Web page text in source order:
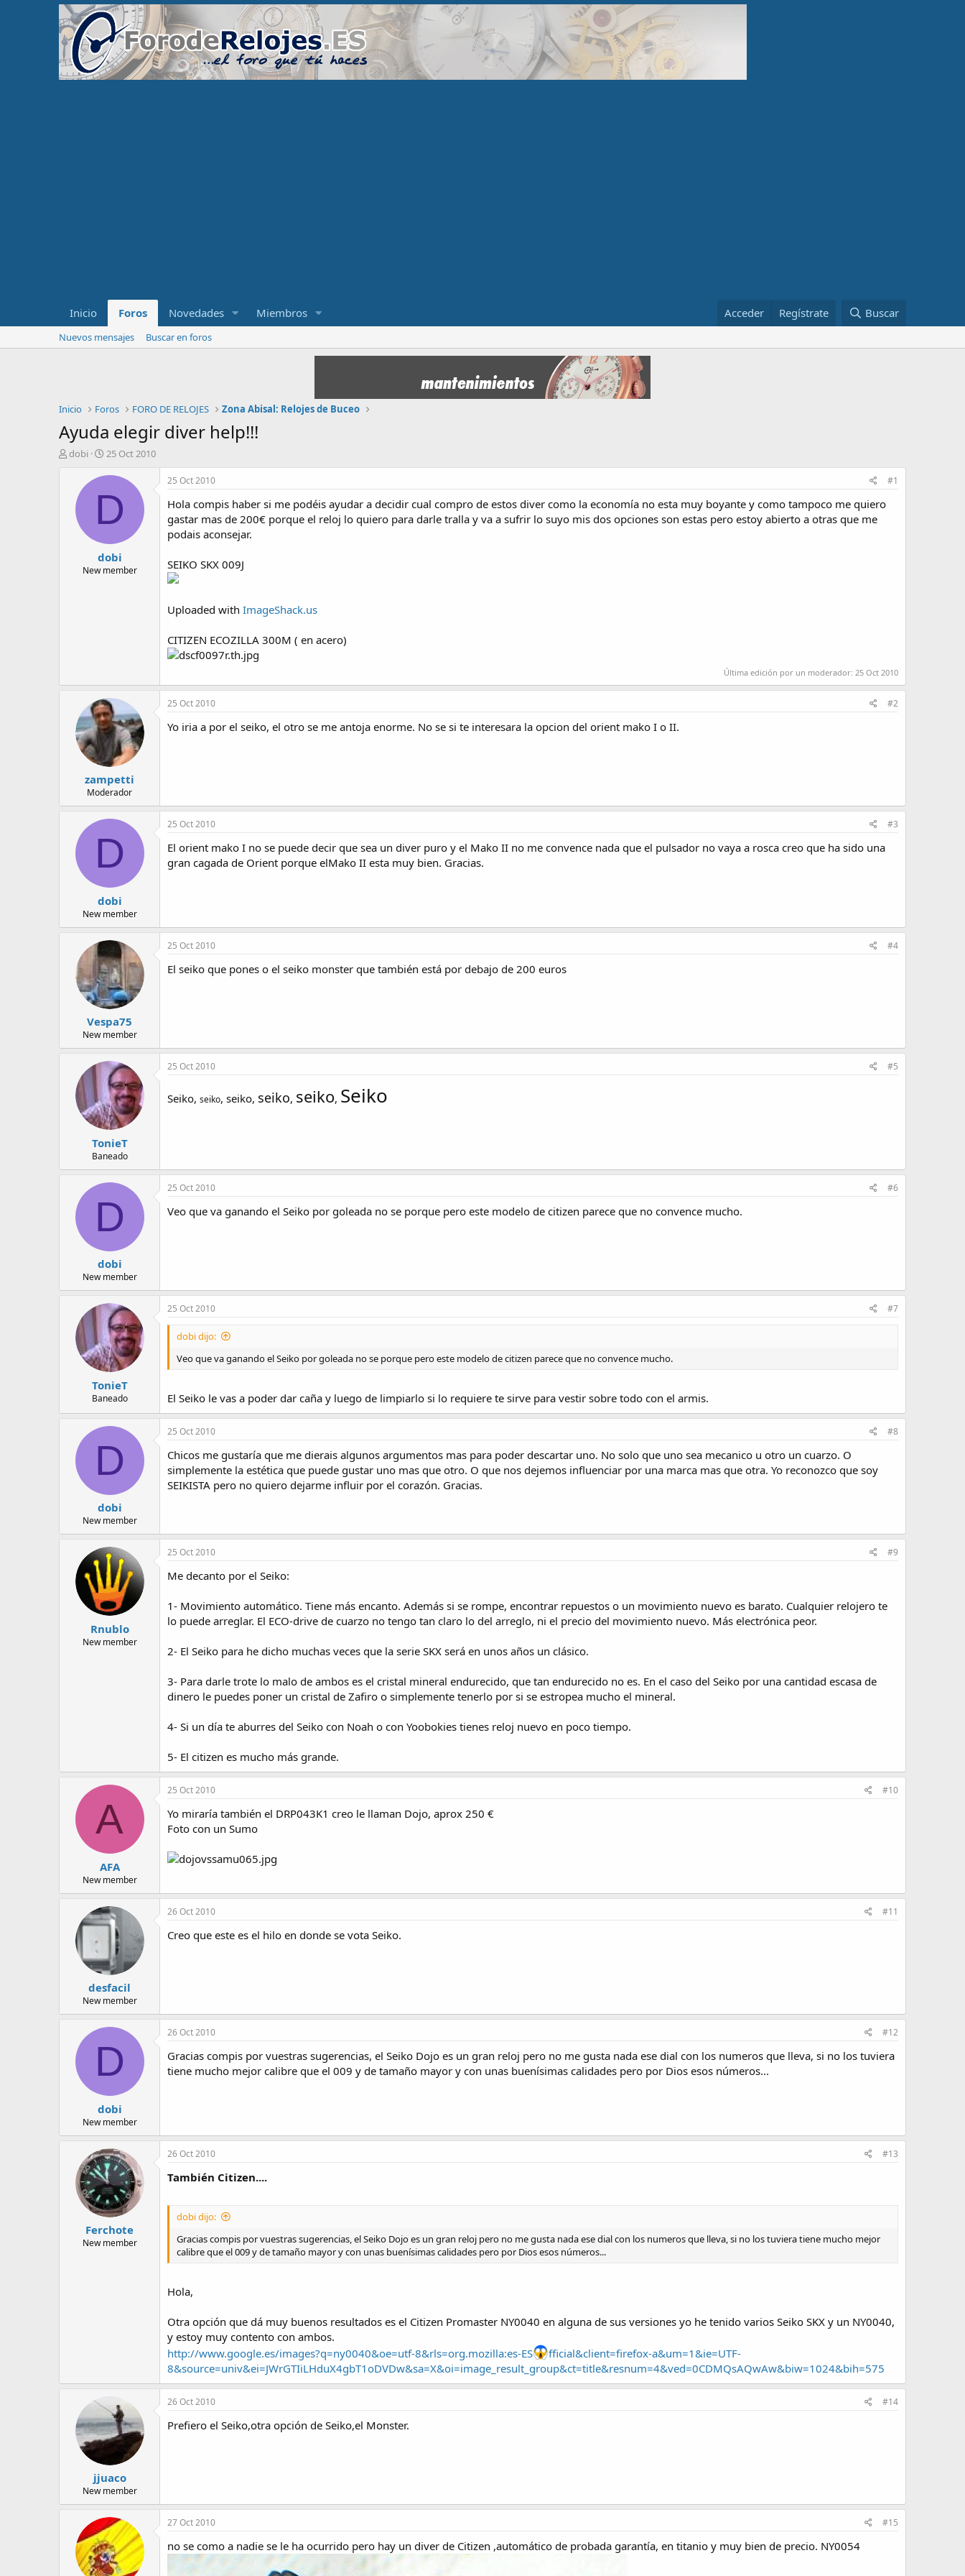
Inicio Foros Novedades Miembros Acceder Regístrate Buscar
Nuevos mensajes Buscar en foros
Inicio Foros FORO DE RELOJES Zona Abisal: Relojes de Buceo
Ayuda elegir diver help!!!
Idobi
F
c
d
i
n
i
25 Oct 2010
D
dobi
New member
25 Oct 2010 #1
Hola compis haber si me podéis ayudar a decidir cual compro de estos diver como la economía no esta muy boyante y como tampoco me quiero
gastar mas de 200€ porque el reloj lo quiero para darle tralla y va a sufrir lo suyo mis dos opciones son estas pero estoy abierto a otras que me
podais aconsejar.
SEIKO SKX 009J
Uploaded with ImageShack.us
CITIZEN ECOZILLA 300M ( en acero)
Última edición por un moderador: 25 Oct 2010
zampetti
Moderador
25 Oct 2010 #2
Yo iria a por el seiko, el otro se me antoja enorme. No se si te interesara la opcion del orient mako I o II.
D
dobi
New member
25 Oct 2010 #3
El orient mako I no se puede decir que sea un diver puro y el Mako II no me convence nada que el pulsador no vaya a rosca creo que ha sido una
gran cagada de Orient porque elMako II esta muy bien. Gracias.
Vespa75
New member
25 Oct 2010 #4
El seiko que pones o el seiko monster que también está por debajo de 200 euros
TonieT
Baneado
25 Oct 2010 #5
Seiko, seiko, seiko, seiko, seiko, Seiko
D
dobi
New member
25 Oct 2010 #6
Veo que va ganando el Seiko por goleada no se porque pero este modelo de citizen parece que no convence mucho.
TonieT
Baneado
25 Oct 2010 #7
dobi dijo:
Veo que va ganando el Seiko por goleada no se porque pero este modelo de citizen parece que no convence mucho.
El Seiko le vas a poder dar caña y luego de limpiarlo si lo requiere te sirve para vestir sobre todo con el armis.
D
dobi
New member
25 Oct 2010 #8
Chicos me gustaría que me dierais algunos argumentos mas para poder descartar uno. No solo que uno sea mecanico u otro un cuarzo. O
simplemente la estética que puede gustar uno mas que otro. O que nos dejemos influenciar por una marca mas que otra. Yo reconozco que soy
SEIKISTA pero no quiero dejarme influir por el corazón. Gracias.
Rnublo
New member
25 Oct 2010 #9
Me decanto por el Seiko:
1- Movimiento automático. Tiene más encanto. Además si se rompe, encontrar repuestos o un movimiento nuevo es barato. Cualquier relojero te
lo puede arreglar. El ECO-drive de cuarzo no tengo tan claro lo del arreglo, ni el precio del movimiento nuevo. Más electrónica peor.
2- El Seiko para he dicho muchas veces que la serie SKX será en unos años un clásico.
3- Para darle trote lo malo de ambos es el cristal mineral endurecido, que tan endurecido no es. En el caso del Seiko por una cantidad escasa de
dinero le puedes poner un cristal de Zafiro o simplemente tenerlo por si se estropea mucho el mineral.
4- Si un día te aburres del Seiko con Noah o con Yoobokies tienes reloj nuevo en poco tiempo.
5- El citizen es mucho más grande.
A
AFA
New member
25 Oct 2010 #10
Yo miraría también el DRP043K1 creo le llaman Dojo, aprox 250 €
Foto con un Sumo
desfacil
New member
26 Oct 2010 #11
Creo que este es el hilo en donde se vota Seiko.
D
dobi
New member
26 Oct 2010 #12
Gracias compis por vuestras sugerencias, el Seiko Dojo es un gran reloj pero no me gusta nada ese dial con los numeros que lleva, si no los tuviera
tiene mucho mejor calibre que el 009 y de tamaño mayor y con unas buenísimas calidades pero por Dios esos números...
Ferchote
New member
26 Oct 2010 #13
También Citizen....
dobi dijo:
Gracias compis por vuestras sugerencias, el Seiko Dojo es un gran reloj pero no me gusta nada ese dial con los numeros que lleva, si no los tuviera tiene mucho mejor
calibre que el 009 y de tamaño mayor y con unas buenísimas calidades pero por Dios esos números...
Hola,
Otra opción que dá muy buenos resultados es el Citizen Promaster NY0040 en alguna de sus versiones yo he tenido varios Seiko SKX y un NY0040,
y estoy muy contento con ambos.
http://www.google.es/images?q=ny0040&oe=utf-8&rls=org.mozilla:es-ES
fficial&client=firefox-a&um=1&ie=UTF-
8&source=univ&ei=JWrGTIiLHduX4gbT1oDVDw&sa=X&oi=image_result_group&ct=title&resnum=4&ved=0CDMQsAQwAw&biw=1024&bih=575
jjuaco
New member
26 Oct 2010 #14
Prefiero el Seiko,otra opción de Seiko,el Monster.
27 Oct 2010 #15
no se como a nadie se le ha ocurrido pero hay un diver de Citizen ,automático de probada garantía, en titanio y muy bien de precio. NY0054